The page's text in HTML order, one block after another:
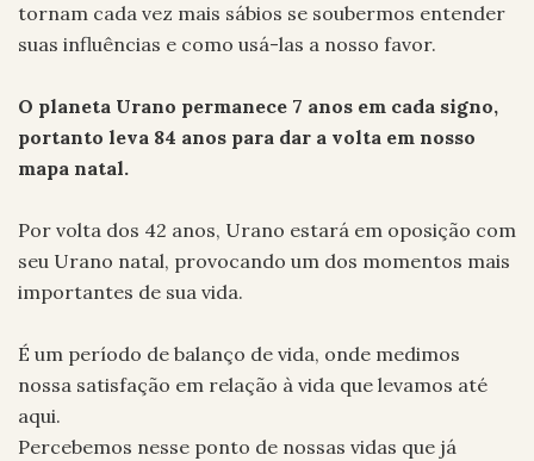
tornam cada vez mais sábios se soubermos entender
suas influências e como usá-las a nosso favor.
O planeta Urano permanece 7 anos em cada signo,
portanto leva 84 anos para dar a volta em nosso
mapa natal.
Por volta dos 42 anos, Urano estará em oposição com
seu Urano natal, provocando um dos momentos mais
importantes de sua vida.
É um período de balanço de vida, onde medimos
nossa satisfação em relação à vida que levamos até
aqui.
Percebemos nesse ponto de nossas vidas que já